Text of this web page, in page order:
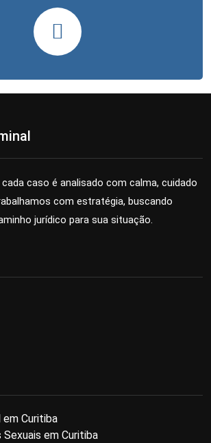
caso é analisado com calma, cuidado
com estratégia, buscando
jurídico para sua situação.
em Curitiba
em Curitiba